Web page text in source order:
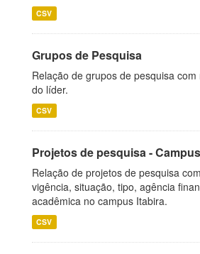
CSV
Grupos de Pesquisa
Relação de grupos de pesquisa
do líder.
CSV
Projetos de pesquisa -
Relação de projetos de pesquisa
vigência, situação, tipo, agência
acadêmica no campus Itabira.
CSV